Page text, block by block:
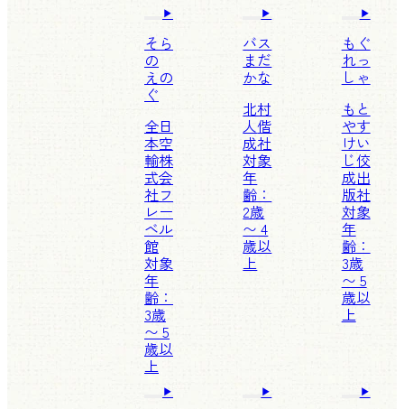
そら
の
えの
ぐ
全日
本空
輸株
式会
社フ
レー
ベル
館
対象
年
齢：
3歳
〜 5
歳以
上
バス
まだ
かな
北村
人偕
成社
対象
年
齢：
2歳
〜 4
歳以
上
もぐ
れっ
しゃ
もと
やす
けい
じ佼
成出
版社
対象
年
齢：
3歳
〜 5
歳以
上